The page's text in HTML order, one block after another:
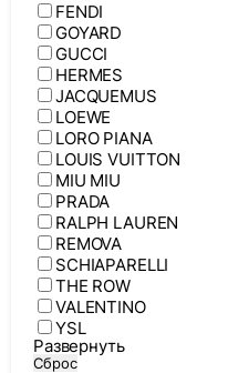
FENDI
GOYARD
GUCCI
HERMES
JACQUEMUS
LOEWE
LORO PIANA
LOUIS VUITTON
MIU MIU
PRADA
RALPH LAUREN
REMOVA
SCHIAPARELLI
THE ROW
VALENTINO
YSL
Развернуть
Сброс